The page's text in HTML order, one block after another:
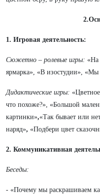
1. Игровая деятельность:
Сюжетно – ролевые игры: «На
ярмарка», «В изостудии»,
Дидактические игры:
что похоже?», «Большой
картинки»,«Так бывает или
наряд», «Подбери цвет
2. Коммуникативная
Беседы:
- «Почему мы раскрашиваем